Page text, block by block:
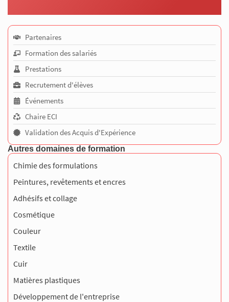
Partenaires
Formation des salariés
Prestations
Recrutement d'élèves
Événements
Chaire ECI
Validation des Acquis d'Expérience
Autres domaines de formation
Chimie des formulations
Peintures, revêtements et encres
Adhésifs et collage
Cosmétique
Couleur
Textile
Cuir
Matières plastiques
Développement de l'entreprise